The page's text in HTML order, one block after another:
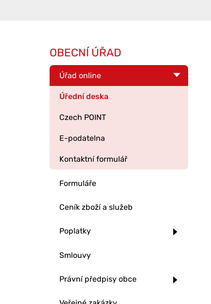
OBECNÍ ÚŘAD
Úřad online
Úřední deska
Czech POINT
E-podatelna
Kontaktní formulář
Formuláře
Ceník zboží a služeb
Poplatky
Smlouvy
Právní předpisy obce